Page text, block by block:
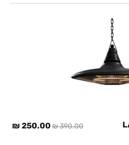
390.00
₪ המחיר
250.00
₪